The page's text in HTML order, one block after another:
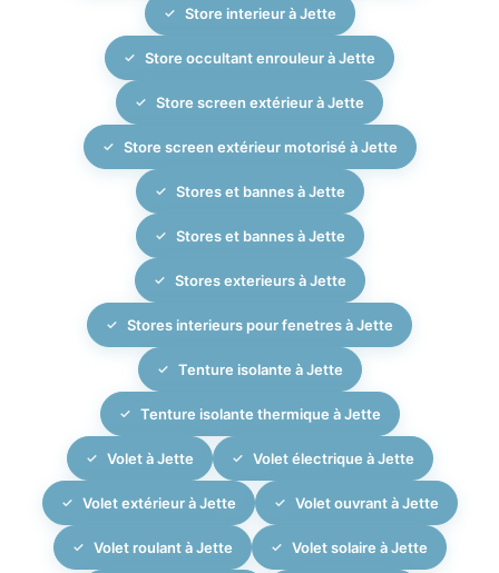
Store interieur à Jette
Store occultant enrouleur à Jette
Store screen extérieur à Jette
Store screen extérieur motorisé à Jette
Stores et bannes à Jette
Stores et bannes à Jette
Stores exterieurs à Jette
Stores interieurs pour fenetres à Jette
Tenture isolante à Jette
Tenture isolante thermique à Jette
Volet à Jette Volet électrique à Jette
Volet extérieur à Jette Volet ouvrant à Jette
Volet roulant à Jette Volet solaire à Jette